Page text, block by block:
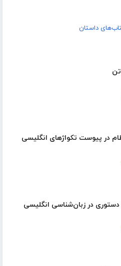
داستان
در پیوست تکواژهای انگلیسی
دستوری در زبان‌شناسی انگلیسی